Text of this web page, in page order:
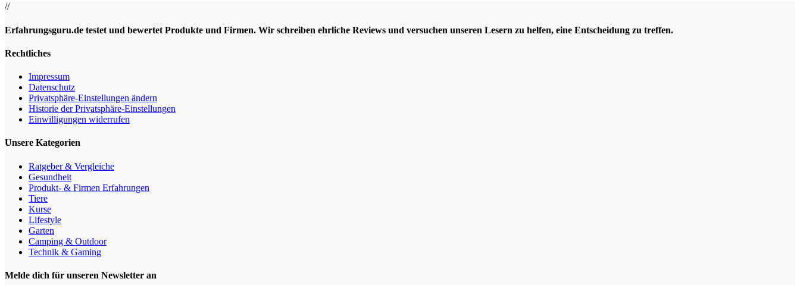
//
Erfahrungsguru.de testet und bewertet Produkte und Firmen. Wir schreiben ehrliche Reviews und versuchen unseren Lesern zu helfen, eine Entscheidung zu treffen.
Rechtliches
Impressum
Datenschutz
Privatsphäre-Einstellungen ändern
Historie der Privatsphäre-Einstellungen
Einwilligungen widerrufen
Unsere Kategorien
Ratgeber & Vergleiche
Gesundheit
Produkt- & Firmen Erfahrungen
Tiere
Kurse
Lifestyle
Garten
Camping & Outdoor
Technik & Gaming
Melde dich für unseren Newsletter an